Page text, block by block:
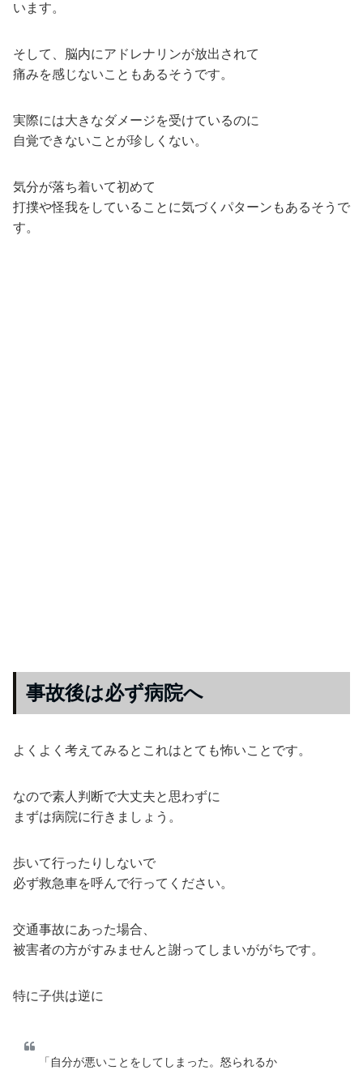
います。
そして、脳内にアドレナリンが放出されて
痛みを感じないこともあるそうです。
実際には大きなダメージを受けているのに
自覚できないことが珍しくない。
気分が落ち着いて初めて
打撲や怪我をしていることに気づくパターンもあるそうで
す。
事故後は必ず病院へ
よくよく考えてみるとこれはとても怖いことです。
なので素人判断で大丈夫と思わずに
まずは病院に行きましょう。
歩いて行ったりしないで
必ず救急車を呼んで行ってください。
交通事故にあった場合、
被害者の方がすみませんと謝ってしまいががちです。
特に子供は逆に
「自分が悪いことをしてしまった。怒られるか